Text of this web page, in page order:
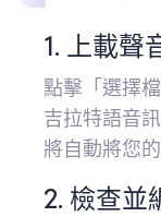
1. 上載聲
點擊「選擇
吉拉特語音
將自動將您
2. 檢查並